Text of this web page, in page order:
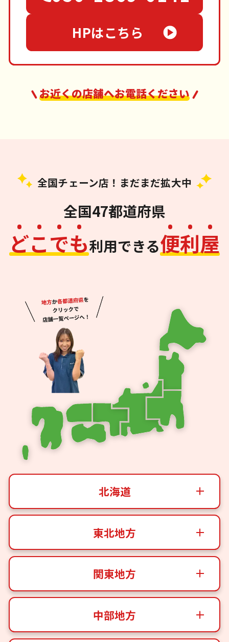
HPはこちら
お近くの店舗へお電話ください
全国チェーン店！まだまだ拡大中
全国47都道府県
どこでも利用できる便利屋
北海道
東北地方
関東地方
中部地方